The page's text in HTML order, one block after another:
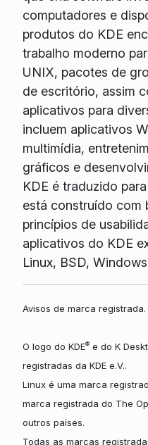
computadores e
produtos do KDE
trabalho moderno
UNIX, pacotes de
de escritório, assim
aplicativos para
incluem aplicativos
multimídia,
gráficos e
KDE é traduzido
está construído com
princípios de
aplicativos do KDE
Linux, BSD,
Avisos de marca registrada.
O logo do KDE®e do K
registradas da KDE e.V..
Linux é uma marca
marca registrada do The
outros países.
Todas as marcas